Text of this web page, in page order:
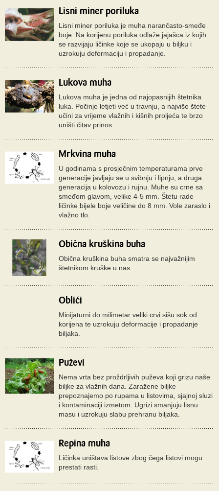
Lisni miner poriluka
Lisni miner poriluka je muha narančasto-smeđe
boje. Na korijenu poriluka odlaže jajašca iz kojih
se razvijaju ličinke koje se ukopaju u biljku i
uzrokuju deformaciju i propadanje.
Lukova muha
Lukova muha je jedna od najopasnijih štetnika
luka. Počinje letjeti već u travnju, a najviše štete
učini za vrijeme vlažnih i kišnih proljeća te brzo
uništi čitav prinos.
Mrkvina muha
U godinama s prosječnim temperaturama prve
generacije javljaju se u svibnju i lipnju, a druga
generacija u kolovozu i rujnu. Muhe su crne sa
smeđom glavom, velike 4-5 mm. Štetu rade
ličinke bijele boje veličine do 8 mm. Vole zaraslo i
vlažno tlo.
Obična kruškina buha
Obična kruškina buha smatra se najvažnijim
štetnikom kruške u nas.
Oblići
Minijaturni do milimetar veliki crvi sišu sok od
korijena te uzrokuju deformacije i propadanje
biljaka.
Puževi
Nema vrta bez proždrljivih puževa koji grizu naše
biljke za vlažnih dana. Zaražene biljke
prepoznajemo po rupama u listovima, sjajnoj sluzi
i kontaminaciji izmetom. Ugrizi smanjuju lisnu
masu i uzrokuju slabu prehranu biljaka.
Repina muha
Ličinka uništava listove zbog čega listovi mogu
prestati rasti.